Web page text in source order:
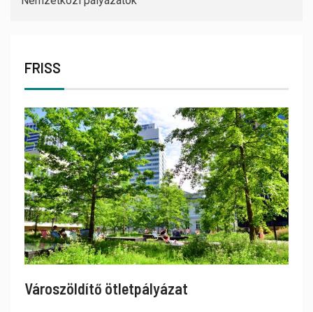
FRISS
Városzöldítő ötletpályázat